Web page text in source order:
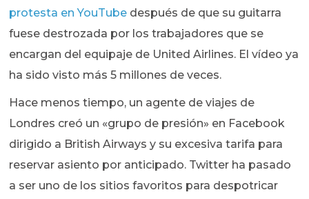
protesta en YouTube después de que su guitarra
fuese destrozada por los trabajadores que se
encargan del equipaje de United Airlines. El vídeo ya
ha sido visto más 5 millones de veces.
Hace menos tiempo, un agente de viajes de
Londres creó un «grupo de presión» en Facebook
dirigido a British Airways y su excesiva tarifa para
reservar asiento por anticipado. Twitter ha pasado
a ser uno de los sitios favoritos para despotricar